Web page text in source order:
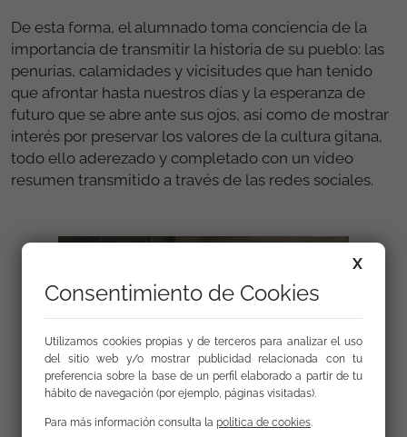
De esta forma, el alumnado toma conciencia de la
importancia de transmitir la historia de su pueblo: las
penurias, calamidades y vicisitudes que han tenido
que afrontar hasta nuestros días y la esperanza de
futuro que se abre ante sus ojos, así como de mostrar
interés por preservar los valores de la cultura gitana,
todo ello aderezado y completado con un vídeo
resumen transmitido a través de las redes sociales.
X
Consentimiento de Cookies
Utilizamos cookies propias y de terceros para analizar el uso
del sitio web y/o mostrar publicidad relacionada con tu
preferencia sobre la base de un perfil elaborado a partir de tu
hábito de navegación (por ejemplo, páginas visitadas).
Para más información consulta la política de cookies